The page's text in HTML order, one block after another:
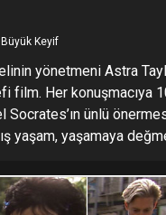
Büyük Keyif
yönetmeni Astra
film. Her konuşmacıya
Socrates’ın ünlü
yaşam, yaşamaya